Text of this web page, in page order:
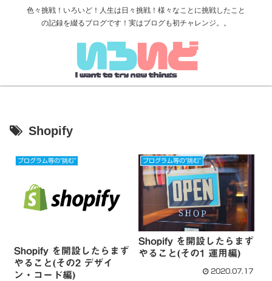
色々挑戦！いろいど！人生は日々挑戦！様々なことに挑戦したこと
の記録を綴るブログです！実はブログも初チャレンジ。。
Shopify
プログラム等の"挑む"
Shopify を開設したらまず
やること(その2 デザイ
ン・コード編)
プログラム等の"挑む"
Shopify を開設したらまず
やること(その1 運用編)
2020.07.17